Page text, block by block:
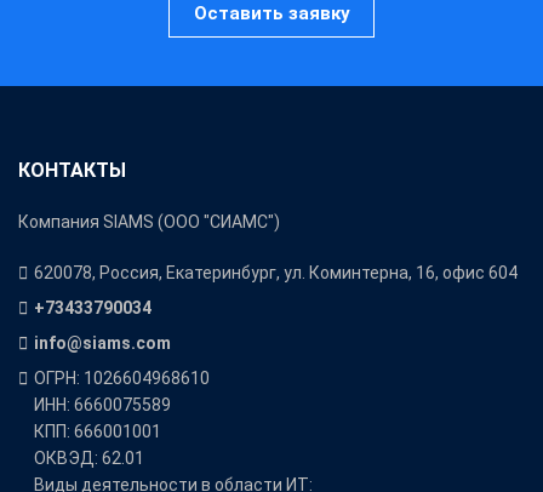
Оставить заявку
КОНТАКТЫ
Компания SIAMS (ООО "СИАМС")
620078, Россия, Екатеринбург, ул. Коминтерна, 16, офис 604
+73433790034
info@siams.com
ОГРН: 1026604968610
ИНН: 6660075589
КПП: 666001001
ОКВЭД: 62.01
Виды деятельности в области ИТ: